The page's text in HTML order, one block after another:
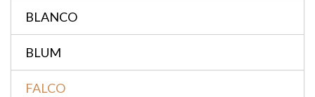
BLANCO
BLUM
FALCO